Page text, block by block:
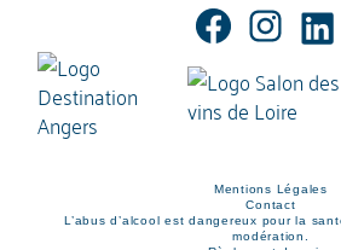
Mentions Légales
Contact
L’abus d’alcool est dangereux pour la
modération.